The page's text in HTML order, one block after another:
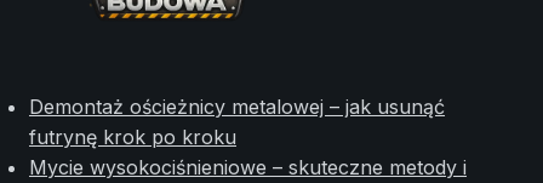
Demontaż ościeżnicy metalowej – jak usunąć
futrynę krok po kroku
Mycie wysokociśnieniowe – skuteczne metody i